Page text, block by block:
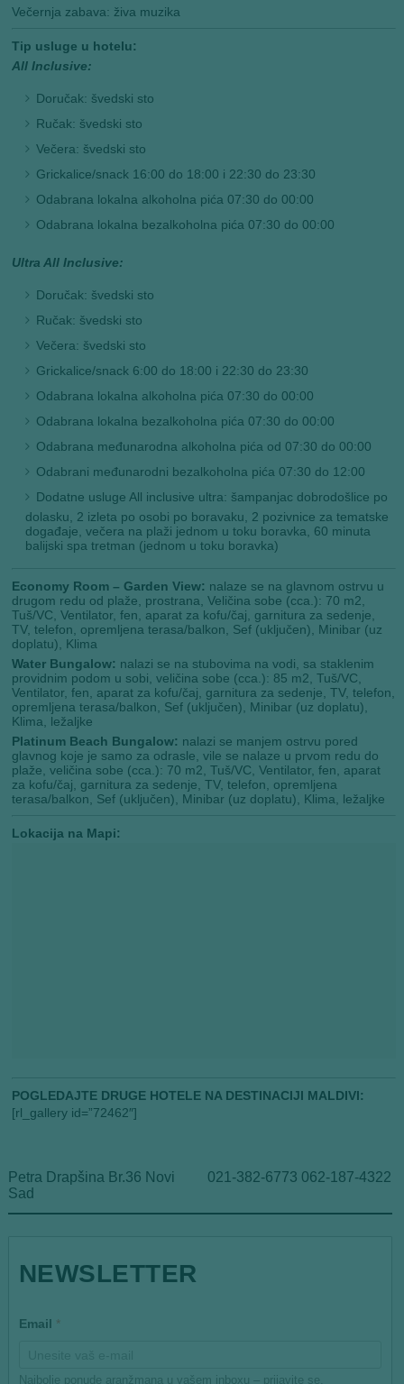
Večernja zabava: živa muzika
Tip usluge u hotelu:
All Inclusive:
Doručak: švedski sto
Ručak: švedski sto
Večera: švedski sto
Grickalice/snack 16:00 do 18:00 i 22:30 do 23:30
Odabrana lokalna alkoholna pića 07:30 do 00:00
Odabrana lokalna bezalkoholna pića 07:30 do 00:00
Ultra All Inclusive:
Doručak: švedski sto
Ručak: švedski sto
Večera: švedski sto
Grickalice/snack 6:00 do 18:00 i 22:30 do 23:30
Odabrana lokalna alkoholna pića 07:30 do 00:00
Odabrana lokalna bezalkoholna pića 07:30 do 00:00
Odabrana međunarodna alkoholna pića od 07:30 do 00:00
Odabrani međunarodni bezalkoholna pića 07:30 do 12:00
Dodatne usluge All inclusive ultra: šampanjac dobrodošlice po
dolasku, 2 izleta po osobi po boravaku, 2 pozivnice za tematske
događaje, večera na plaži jednom u toku boravka, 60 minuta
balijski spa tretman (jednom u toku boravka)
Economy Room – Garden View: nalaze se na glavnom ostrvu u
drugom redu od plaže, prostrana, Veličina sobe (cca.): 70 m2,
Tuš/VC, Ventilator, fen, aparat za kofu/čaj, garnitura za sedenje,
TV, telefon, opremljena terasa/balkon, Sef (uključen), Minibar (uz
doplatu), Klima
Water Bungalow: nalazi se na stubovima na vodi, sa staklenim
providnim podom u sobi, veličina sobe (cca.): 85 m2, Tuš/VC,
Ventilator, fen, aparat za kofu/čaj, garnitura za sedenje, TV, telefon,
opremljena terasa/balkon, Sef (uključen), Minibar (uz doplatu),
Klima, ležaljke
Platinum Beach Bungalow: nalazi se manjem ostrvu pored
glavnog koje je samo za odrasle, vile se nalaze u prvom redu do
plaže, veličina sobe (cca.): 70 m2, Tuš/VC, Ventilator, fen, aparat
za kofu/čaj, garnitura za sedenje, TV, telefon, opremljena
terasa/balkon, Sef (uključen), Minibar (uz doplatu), Klima, ležaljke
Lokacija na Mapi:
POGLEDAJTE DRUGE HOTELE NA DESTINACIJI MALDIVI:
[rl_gallery id=”72462″]
Petra Drapšina Br.36 Novi
Sad
021-382-6773 062-187-4322
m
a
E
i
NEWSLETTER
Email *
Najbolje ponude aranžmana u vašem inboxu – prijavite se.